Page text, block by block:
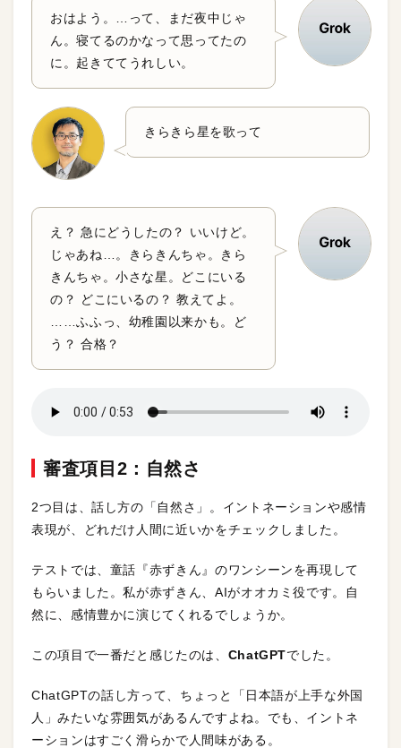
おはよう。…って、まだ夜中じゃ
ん。寝てるのかなって思ってたの
に。起きててうれしい。
きらきら星を歌って
え？ 急にどうしたの？ いいけど。
じゃあね…。きらきんちゃ。きら
きんちゃ。小さな星。どこにいる
の？ どこにいるの？ 教えてよ。
……ふふっ、幼稚園以来かも。ど
う？ 合格？
審査項目2：自然さ
2つ目は、話し方の「自然さ」。イントネーションや感情
表現が、どれだけ人間に近いかをチェックしました。
テストでは、童話『赤ずきん』のワンシーンを再現して
もらいました。私が赤ずきん、AIがオオカミ役です。自
然に、感情豊かに演じてくれるでしょうか。
この項目で一番だと感じたのは、 ChatGPTでした。
ChatGPTの話し方って、ちょっと「日本語が上手な外国
人」みたいな雰囲気があるんですよね。でも、イントネ
ーションはすごく滑らかで人間味がある。